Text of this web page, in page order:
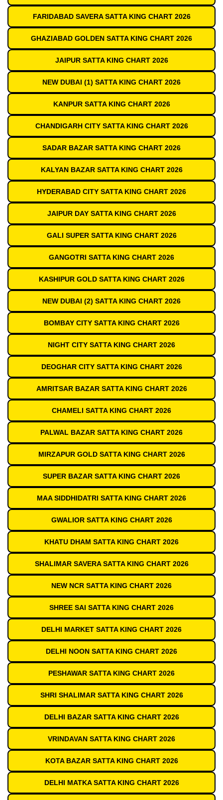
FARIDABAD SAVERA SATTA KING CHART 2026
GHAZIABAD GOLDEN SATTA KING CHART 2026
JAIPUR SATTA KING CHART 2026
NEW DUBAI (1) SATTA KING CHART 2026
KANPUR SATTA KING CHART 2026
CHANDIGARH CITY SATTA KING CHART 2026
SADAR BAZAR SATTA KING CHART 2026
KALYAN BAZAR SATTA KING CHART 2026
HYDERABAD CITY SATTA KING CHART 2026
JAIPUR DAY SATTA KING CHART 2026
GALI SUPER SATTA KING CHART 2026
GANGOTRI SATTA KING CHART 2026
KASHIPUR GOLD SATTA KING CHART 2026
NEW DUBAI (2) SATTA KING CHART 2026
BOMBAY CITY SATTA KING CHART 2026
NIGHT CITY SATTA KING CHART 2026
DEOGHAR CITY SATTA KING CHART 2026
AMRITSAR BAZAR SATTA KING CHART 2026
CHAMELI SATTA KING CHART 2026
PALWAL BAZAR SATTA KING CHART 2026
MIRZAPUR GOLD SATTA KING CHART 2026
SUPER BAZAR SATTA KING CHART 2026
MAA SIDDHIDATRI SATTA KING CHART 2026
GWALIOR SATTA KING CHART 2026
KHATU DHAM SATTA KING CHART 2026
SHALIMAR SAVERA SATTA KING CHART 2026
NEW NCR SATTA KING CHART 2026
SHREE SAI SATTA KING CHART 2026
DELHI MARKET SATTA KING CHART 2026
DELHI NOON SATTA KING CHART 2026
PESHAWAR SATTA KING CHART 2026
SHRI SHALIMAR SATTA KING CHART 2026
DELHI BAZAR SATTA KING CHART 2026
VRINDAVAN SATTA KING CHART 2026
KOTA BAZAR SATTA KING CHART 2026
DELHI MATKA SATTA KING CHART 2026